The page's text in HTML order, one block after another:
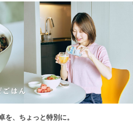
を、ちょっと特別に。